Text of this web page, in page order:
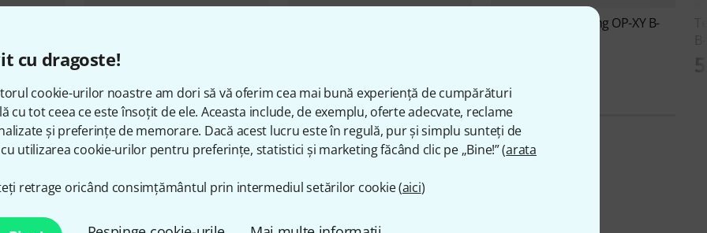
cu dragoste!
cookie-urilor noastre am dori să vă oferim cea mai bună experiență de cumpărături
cu tot ceea ce este însoțit de ele. Aceasta include, de exemplu, oferte adecvate, reclame
și preferințe de memorare. Dacă acest lucru este în regulă, pur și simplu sunteți de
utilizarea cookie-urilor pentru preferințe, statistici și marketing făcând clic pe „Bine!” (arata
retrage oricând consimțământul prin intermediul setărilor cookie (aici)
1.499 lei
Teenage Engineering OP-XY B-
Teenage Engineering